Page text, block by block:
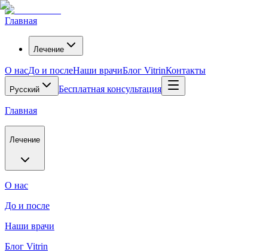
Главная
Лечение
О насДо и послеНаши врачиБлог VitrinКонтакты
Русский Бесплатная консультация
Главная
Лечение
О нас
До и после
Наши врачи
Блог Vitrin